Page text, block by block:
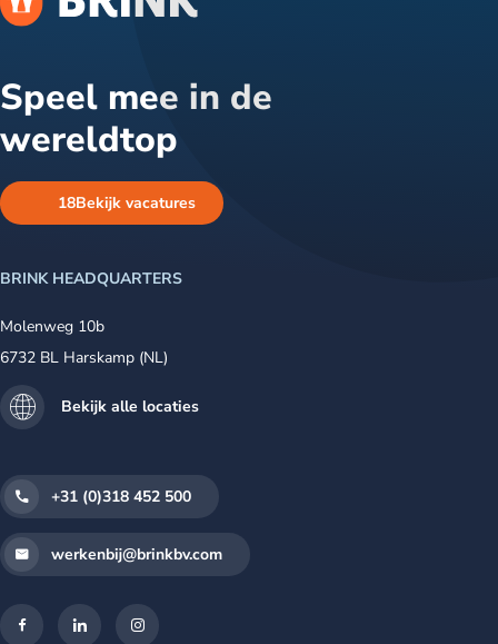
Speel mee in de
wereldtop
18Bekijk vacatures
BRINK HEADQUARTERS
Molenweg 10b
6732 BL Harskamp (NL)
Bekijk alle locaties
+31 (0)318 452 500
werkenbij@brinkbv.com